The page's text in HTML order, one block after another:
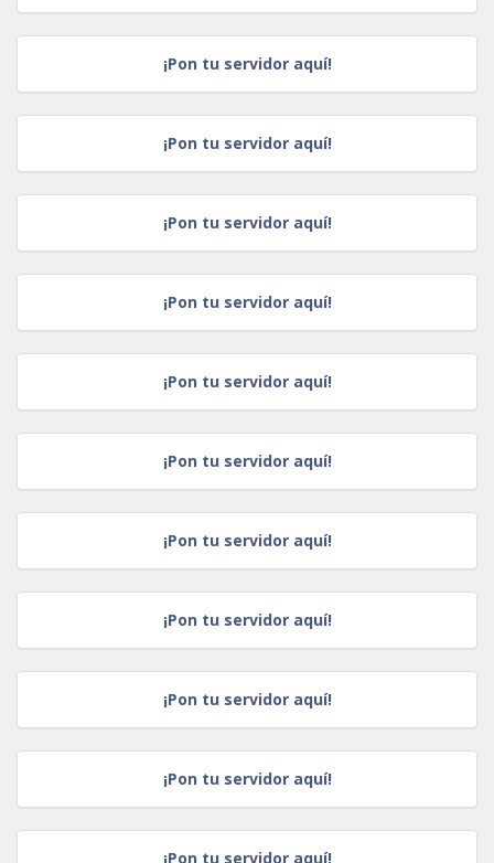
¡Pon tu servidor aquí!
¡Pon tu servidor aquí!
¡Pon tu servidor aquí!
¡Pon tu servidor aquí!
¡Pon tu servidor aquí!
¡Pon tu servidor aquí!
¡Pon tu servidor aquí!
¡Pon tu servidor aquí!
¡Pon tu servidor aquí!
¡Pon tu servidor aquí!
¡Pon tu servidor aquí!